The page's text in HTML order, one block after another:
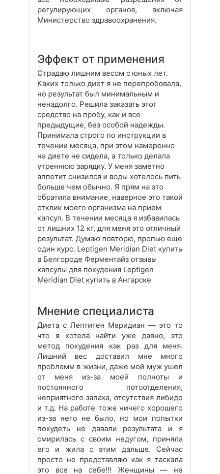
регулирующих органов, включая
Министерство здравоохранения.
Эффект от применения
Страдаю лишним весом с юных лет.
Каких только диет я не перепробовала,
но результат был минимальным и
ненадолго. Решила заказать этот
средство на пробу, как и все
предыдущие, без особой надежды.
Принимала строго по инструкции в
течении месяца, при этом намеренно
на диете не сидела, а только делала
утреннюю зарядку. У меня заметно
аппетит снизился и воды хотелось пить
больше чем обычно. Я прям на это
обратила внимание, наверное это такой
отклик моего организма на прием
капсул. В течении месяца я избавилась
от лишних 12 кг, для меня это отличный
результат. Думаю повторю, пропью еще
один курс. Leptigen Meridian Diet купить
в Белгороде Ферментайз отзывы
капсулы для похудения Leptigen
Meridian Diet купить в Ангарске
Мнение специалиста
Диета с Лептиген Меридиан — это то
что я хотела найти уже давно, это
метод похудения как раз для меня.
Лишний вес доставил мне много
проблемм в жизни, даже мой муж ушел
от меня из-за моей полноты и
постоянного потоотделения,
неприятного запаха, отсутствия либидо
и т.д. На работе тоже ничего хорошего
из-за него не было, но мои попытки
похудеть не давали результата и я
смирилась с своим недугом, приняла
его и жила с этим дальше. Сейчас
просто не представляю как я таскала
это все на себе!!! Женщины — не